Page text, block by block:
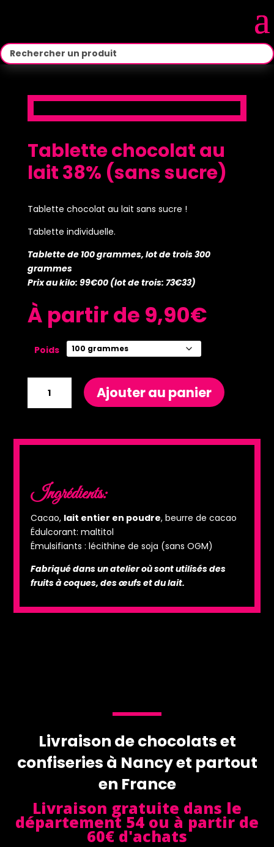
Tablette chocolat au
lait 38% (sans sucre)
Tablette chocolat au lait sans sucre !
Tablette individuelle.
Tablette de 100 grammes, lot de trois 300
grammes
Prix au kilo: 99€00 (lot de trois: 73€33)
À partir de 9,90€
Poids
au
(sans
sucre)
Ajouter au panier
Ingrédients:
Cacao, lait entier en poudre, beurre de cacao
Édulcorant: maltitol
Émulsifiants : lécithine de soja (sans OGM)
Fabriqué dans un atelier où sont utilisés des
fruits à coques, des œufs et du lait.
Livraison de chocolats et
confiseries à Nancy et partout
en France
Livraison gratuite dans le
département 54 ou à partir de
60€ d'achats